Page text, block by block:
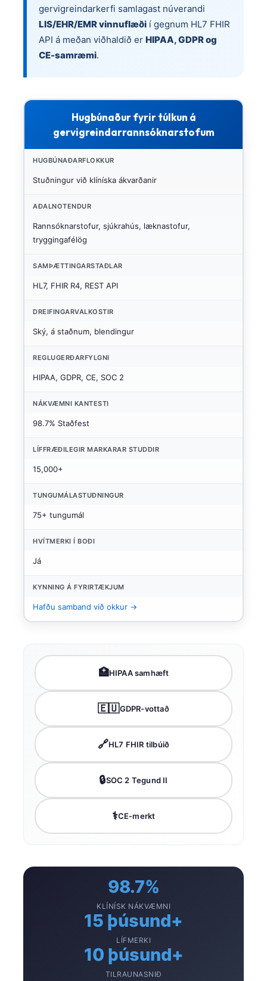
gervigreindarkerfi samlagast núverandi
LIS/EHR/EMR vinnuflæði í gegnum HL7 FHIR
API á meðan viðhaldið er HIPAA, GDPR og
CE-samræmi.
Hugbúnaður fyrir túlkun á
gervigreindarrannsóknarstofum
HUGBÚNAÐARFLOKKUR
Stuðningur við klíníska ákvarðanir
AÐALNOTENDUR
Rannsóknarstofur, sjúkrahús, læknastofur,
tryggingafélög
SAMÞÆTTINGARSTAÐLAR
HL7, FHIR R4, REST API
DREIFINGARVALKOSTIR
Ský, á staðnum, blendingur
REGLUGERÐARFYLGNI
HIPAA, GDPR, CE, SOC 2
NÁKVÆMNI KANTESTI
98.7% Staðfest
LÍFFRÆÐILEGIR MARKARAR STUDDIR
15,000+
TUNGUMÁLASTUÐNINGUR
75+ tungumál
HVÍTMERKI Í BOÐI
Já
KYNNING Á FYRIRTÆKJUM
Hafðu samband við okkur →
🏥HIPAA samhæft
🇪🇺GDPR-vottað
🔗HL7 FHIR tilbúið
🔒SOC 2 Tegund II
⚕️CE-merkt
98.7%
KLÍNÍSK NÁKVÆMNI
15 þúsund+
LÍFMERKI
10 þúsund+
TILRAUNASNIÐ